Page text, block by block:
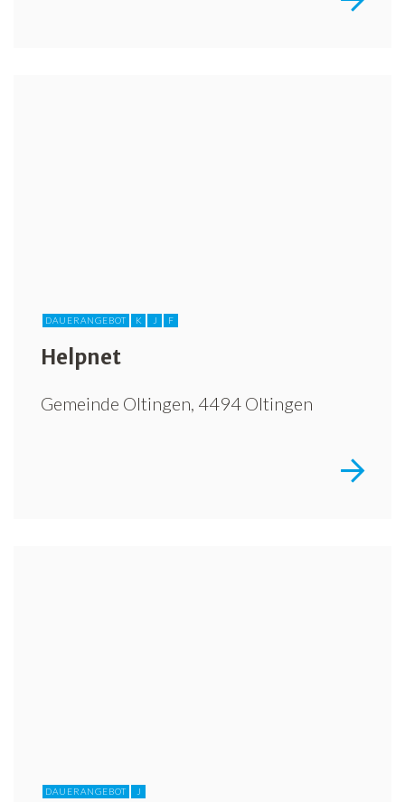
DAUERANGEBOT K J F
Helpnet
Gemeinde Oltingen, 4494 Oltingen
DAUERANGEBOT J